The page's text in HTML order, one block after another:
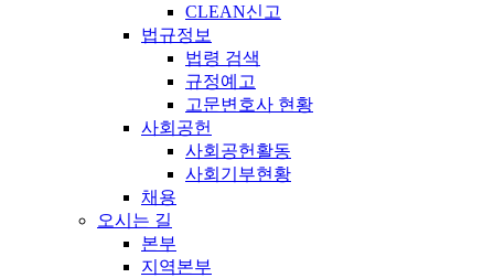
CLEAN신고
법규정보
법령 검색
규정예고
고문변호사 현황
사회공헌
사회공헌활동
사회기부현황
채용
오시는 길
본부
지역본부